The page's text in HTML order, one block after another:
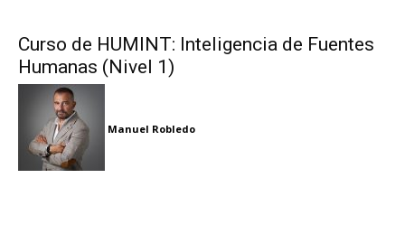
Curso de HUMINT: Inteligencia de Fuentes
Humanas (Nivel 1)
Manuel Robledo